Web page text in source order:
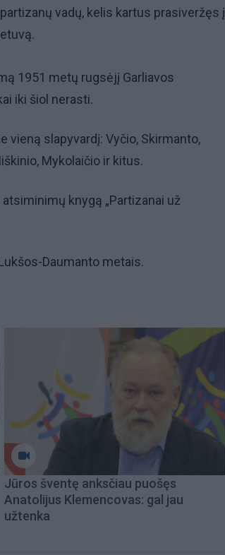
vadų, kelis kartus prasiveržęs į
1951 metų rugsėjį Garliavos
iki šiol nerasti.
vieną slapyvardį: Vyčio, Skirmanto,
Mykolaičio ir kitus.
knygą „Partizanai už
Daumanto metais.
Jūros šventę anksčiau puošęs
Anatolijus Klemencovas: gal jau
užtenka